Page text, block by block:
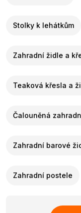
Stolky k lehátkům
Zahradní židle a
Teaková křesla a
Čalouněná
Zahradní barové
Zahradní postele